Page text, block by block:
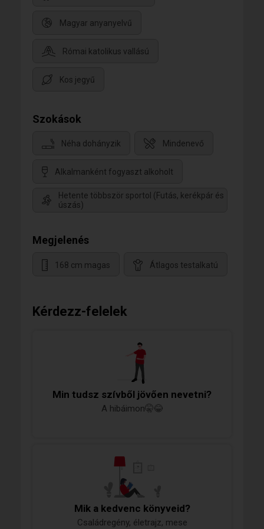
Magyar anyanyelvű
Római katolikus vallású
Kos jegyű
Szokások
Néha dohányzik Mindenevő
Alkalmanként fogyaszt alkoholt
Hetente többször sportol (Futás, kerékpár és
úszás)
Megjelenés
168 cm magas Átlagos testalkatú
Kérdezz-felelek
Min tudsz szívből jövően nevetni?
A hibáimon🤫😂
Mik a kedvenc könyveid?
Családregény, életrajz, mese